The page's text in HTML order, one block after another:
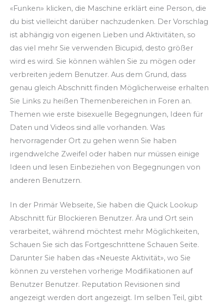
«Funken» klicken, die Maschine erklärt eine Person, die
du bist vielleicht darüber nachzudenken. Der Vorschlag
ist abhängig von eigenen Lieben und Aktivitäten, so
das viel mehr Sie verwenden Bicupid, desto größer
wird es wird. Sie können wählen Sie zu mögen oder
verbreiten jedem Benutzer. Aus dem Grund, dass
genau gleich Abschnitt finden Möglicherweise erhalten
Sie Links zu heißen Themenbereichen in Foren an.
Themen wie erste bisexuelle Begegnungen, Ideen für
Daten und Videos sind alle vorhanden. Was
hervorragender Ort zu gehen wenn Sie haben
irgendwelche Zweifel oder haben nur müssen einige
Ideen und lesen Einbeziehen von Begegnungen von
anderen Benutzern.
In der Primär Webseite, Sie haben die Quick Lookup
Abschnitt für Blockieren Benutzer. Ära und Ort sein
verarbeitet, während möchtest mehr Möglichkeiten,
Schauen Sie sich das Fortgeschrittene Schauen Seite.
Darunter Sie haben das «Neueste Aktivität», wo Sie
können zu verstehen vorherige Modifikationen auf
Benutzer Benutzer. Reputation Revisionen sind
angezeigt werden dort angezeigt. Im selben Teil, gibt